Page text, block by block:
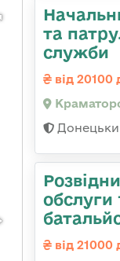
та
служби
від 20100
обслуги
від 21000